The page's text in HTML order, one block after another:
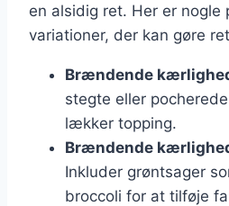
en alsidig ret. Her er nogle
variationer, der kan gøre
Brændende
stegte eller
lækker topping.
Brændende
Inkluder grøntsager
broccoli for at tilføje